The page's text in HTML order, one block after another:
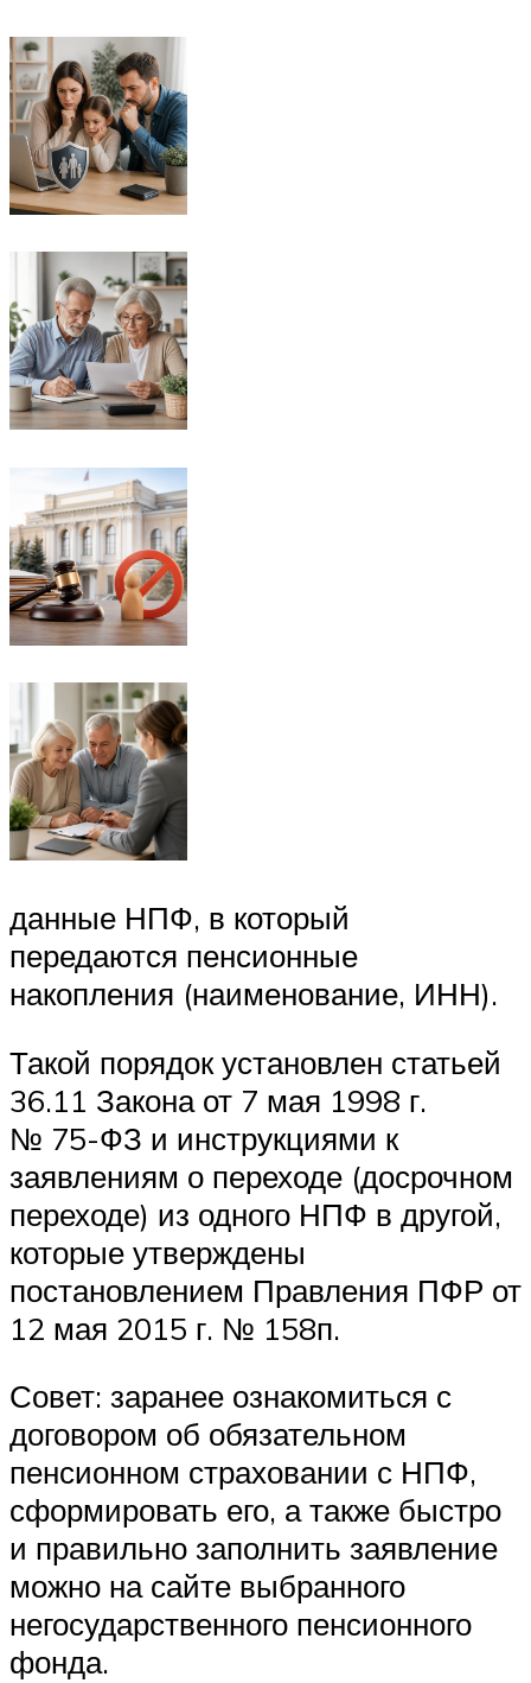
данные НПФ, в который
передаются пенсионные
накопления (наименование, ИНН).
Такой порядок установлен статьей
36.11 Закона от 7 мая 1998 г.
№ 75-ФЗ и инструкциями к
заявлениям о переходе (досрочном
переходе) из одного НПФ в другой,
которые утверждены
постановлением Правления ПФР от
12 мая 2015 г. № 158п.
Совет: заранее ознакомиться с
договором об обязательном
пенсионном страховании с НПФ,
сформировать его, а также быстро
и правильно заполнить заявление
можно на сайте выбранного
негосударственного пенсионного
фонда.